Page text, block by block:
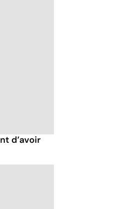
d’avoir